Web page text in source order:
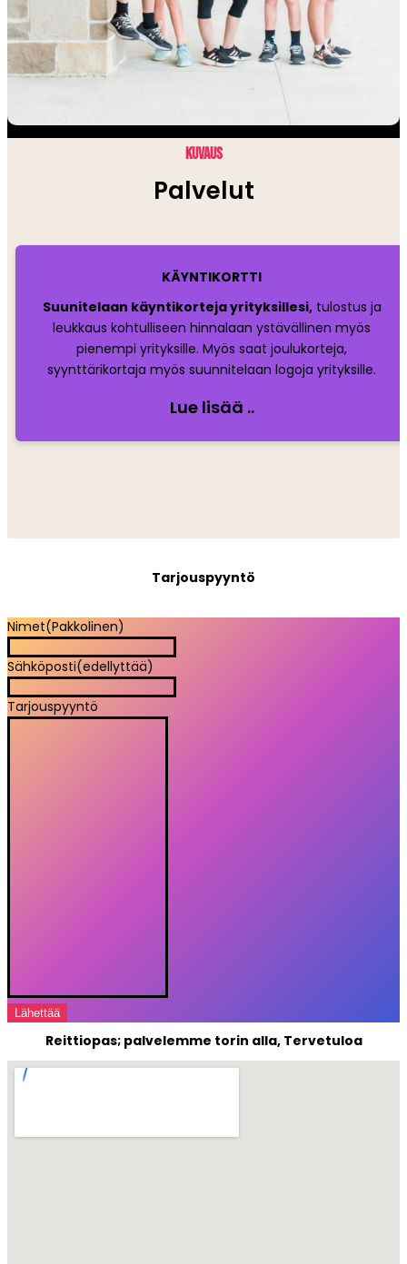
KUVAUS
Palvelut
KÄYNTIKORTTI
Suunitelaan käyntikorteja yrityksillesi,tulostus ja
leukkaus kohtulliseen hinnalaan ystävällinen myös
pienempi yrityksille. Myös saat joulukorteja,
syynttärikortaja myös suunnitelaan logoja yrityksille.
Lue lisää ..
Tarjouspyyntö
Nimet(Pakkolinen)
Sähköposti(edellyttää)
Tarjouspyyntö
Lähettää
Reittiopas; palvelemme torin alla, Tervetuloa